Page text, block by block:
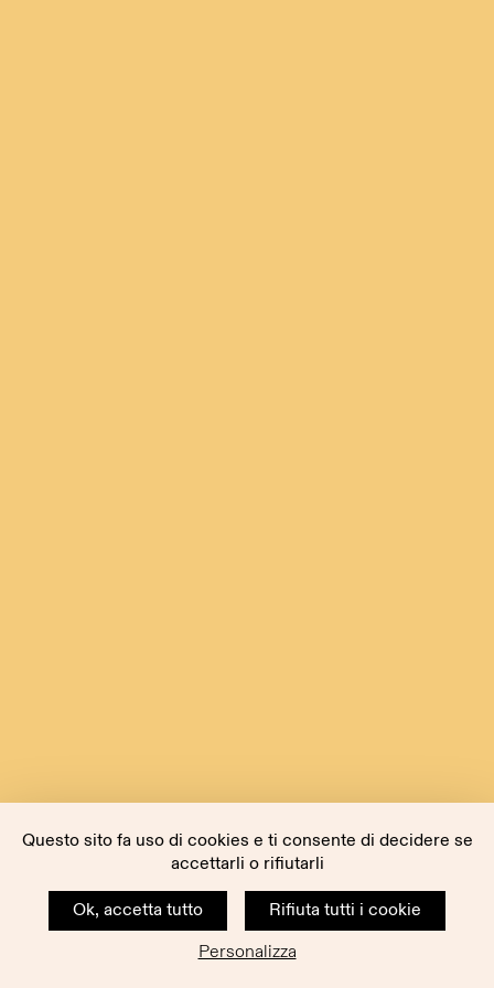
Questo sito fa uso di cookies e ti consente di decidere se
accettarli o rifiutarli
Ok, accetta tutto
Rifiuta tutti i cookie
Personalizza